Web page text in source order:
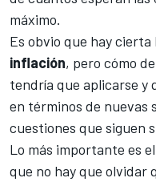
máximo.
Es obvio que hay
inflación, pero cómo
tendría que aplicarse y
en términos de nuevas
cuestiones que siguen
Lo más importante es
que no hay que olvidar